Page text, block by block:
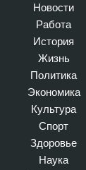
Новости
Работа
История
Жизнь
Политика
Экономика
Культура
Спорт
Здоровье
Наука